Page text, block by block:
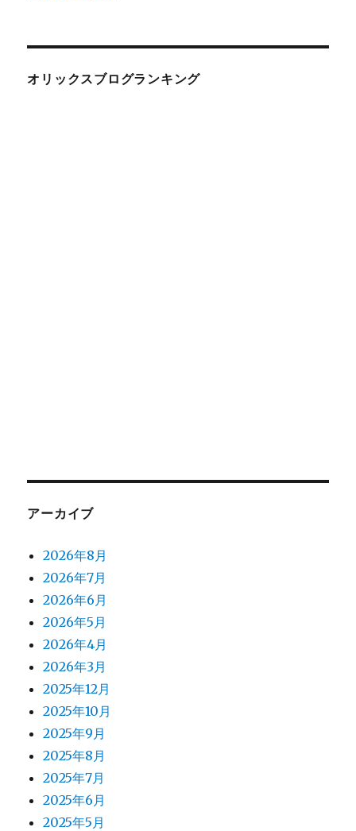
オリックスブログランキング
アーカイブ
2026年8月
2026年7月
2026年6月
2026年5月
2026年4月
2026年3月
2025年12月
2025年10月
2025年9月
2025年8月
2025年7月
2025年6月
2025年5月